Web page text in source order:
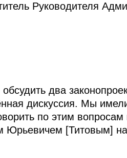
Руководителя
два
дискуссия. Мы
по этим вопросам
Юрьевичем [Титовым] на